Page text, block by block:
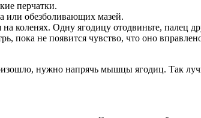
перчатки.
или обезболивающих мазей.
коленях. Одну ягодицу отодвиньте, палец
пока не появится чувство, что оно
нужно напрячь мышцы ягодиц. Так